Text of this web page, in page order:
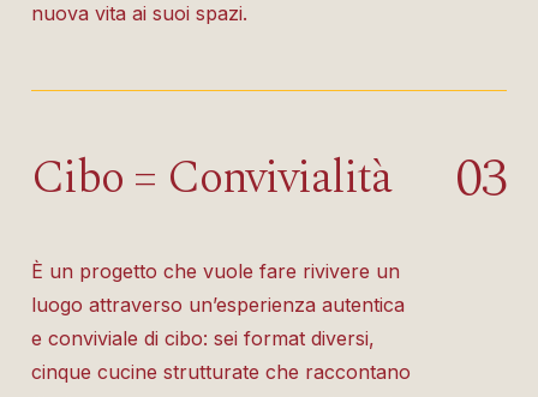
nuova vita ai suoi spazi.
Cibo = Convivialità
È un progetto che vuole fare rivivere un
luogo attraverso un’esperienza autentica
e conviviale di cibo: sei format diversi,
cinque cucine strutturate che raccontano
03